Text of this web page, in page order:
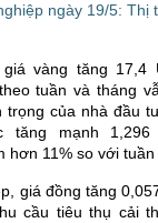
ngày 19/5: Thị
vàng tăng 17,4
tuần và tháng
trọng của nhà đầu
mạnh 1,296
hơn 11% so với
giá đồng tăng
cầu tiêu thụ cải